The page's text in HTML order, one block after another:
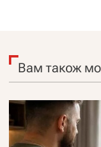
Вам також